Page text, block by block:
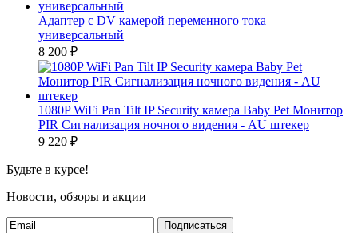
Адаптер с DV камерой переменного тока
универсальный
8 200 ₽
1080P WiFi Pan Tilt IP Security камера Baby Pet Монитор
PIR Сигнализация ночного видения - AU штекер
9 220 ₽
Будьте в курсе!
Новости, обзоры и акции
Подписаться